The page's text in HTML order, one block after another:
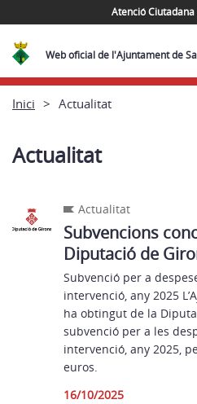
Atenció Ciutadana
Web oficial de l'Ajuntament de
Inici Actualitat
Actualitat
Actualitat
Subvencions
Diputació de
Subvenció per a
intervenció, any 2025
ha obtingut de la
subvenció per a les
intervenció, any 2025,
euros.
16/10/2025